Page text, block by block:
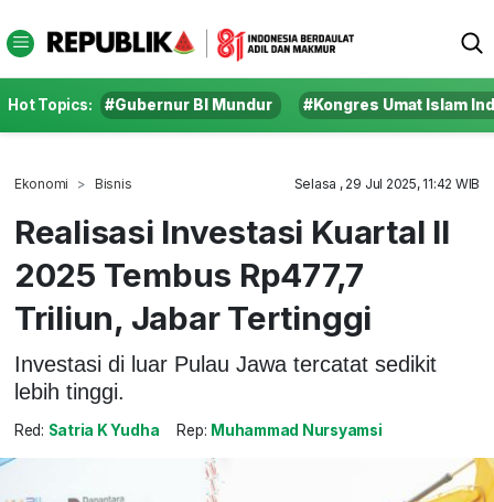
Hot Topics: #Gubernur BI Mundur #Kongres Umat Islam
Ekonomi Bisnis Selasa , 29 Jul 2025, 11:42 WIB
Realisasi Investasi Kuartal II
2025 Tembus Rp477,7
Triliun, Jabar Tertinggi
Investasi di luar Pulau Jawa tercatat sedikit
lebih tinggi.
Red: Satria K Yudha Rep: Muhammad Nursyamsi